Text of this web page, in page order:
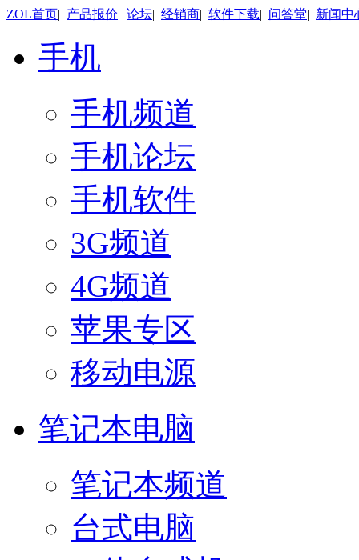
ZOL首页| 产品报价| 论坛| 经销商| 软件下载| 问答堂| 新闻中
手机
手机频道
手机论坛
手机软件
3G频道
4G频道
苹果专区
移动电源
笔记本电脑
笔记本频道
台式电脑